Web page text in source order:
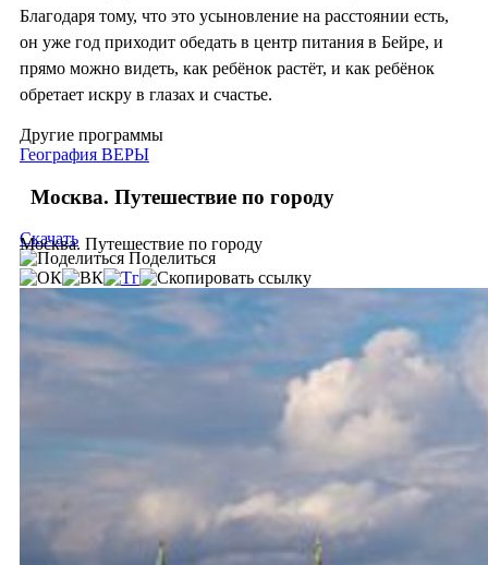
Благодаря тому, что это усыновление на расстоянии есть,
он уже год приходит обедать в центр питания в Бейре, и
прямо можно видеть, как ребёнок растёт, и как ребёнок
обретает искру в глазах и счастье.
Другие программы
География ВЕРЫ
Москва. Путешествие по городу
Москва. Путешествие по городу
Скачать
Поделиться